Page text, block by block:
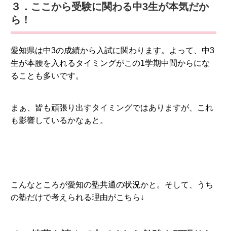
３．ここから受験に関わる中3生が本気だか
ら！
愛知県は中3の成績から入試に関わります。よって、中3
生が本腰を入れるタイミングがこの1学期中間からにな
ることも多いです。
まぁ、皆も頑張り出すタイミングではありますが、これ
も影響しているかなぁと。
こんなところが愛知の塾共通の状況かと。そして、うち
の塾だけで考えられる理由がこちら↓